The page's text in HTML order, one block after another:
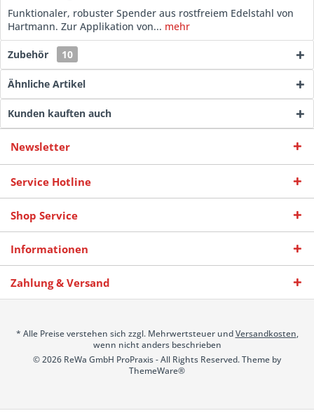
Funktionaler, robuster Spender aus rostfreiem Edelstahl von
Hartmann. Zur Applikation von... mehr
Zubehör 10
Ähnliche Artikel
Kunden kauften auch
Newsletter
Service Hotline
Shop Service
Informationen
Zahlung & Versand
* Alle Preise verstehen sich zzgl. Mehrwertsteuer undVersandkosten,
wenn nicht anders beschrieben
© 2026 ReWa GmbH ProPraxis - All Rights Reserved. Theme by
ThemeWare®